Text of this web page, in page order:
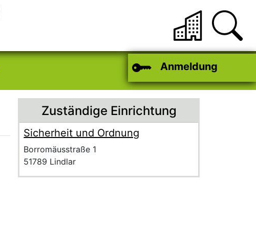
Anmeldung
Zuständige Einrichtung
Name der Einrichtung
Sicherheit und Ordnung
Anschrift der Einrichtung
Strasse und Hausnummer
Borromäusstraße 1
PLZ und Ort
51789 Lindlar